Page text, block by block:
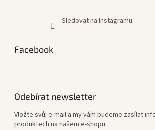
Sledovat na Instagramu
Facebook
Odebírat newsletter
Vložte svůj e-mail a my vám budeme zasílat
produktech na našem e-shopu.